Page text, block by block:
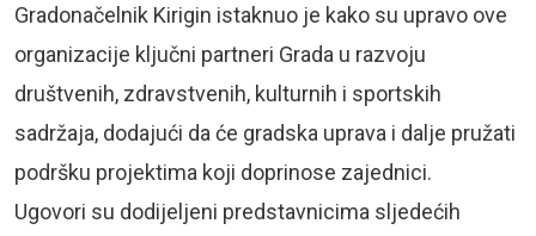
Gradonačelnik Kirigin istaknuo je kako su upravo ove
organizacije ključni partneri Grada u razvoju
društvenih, zdravstvenih, kulturnih i sportskih
sadržaja, dodajući da će gradska uprava i dalje pružati
podršku projektima koji doprinose zajednici.
Ugovori su dodijeljeni predstavnicima sljedećih